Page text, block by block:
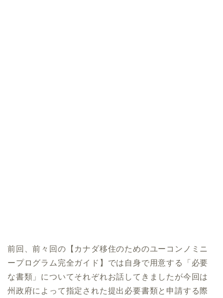
前回、前々回の【カナダ移住のためのユーコンノミニ
ープログラム完全ガイド】では自身で用意する「必要
な書類」についてそれぞれお話してきましたが今回は
州政府によって指定された提出必要書類と申請する際